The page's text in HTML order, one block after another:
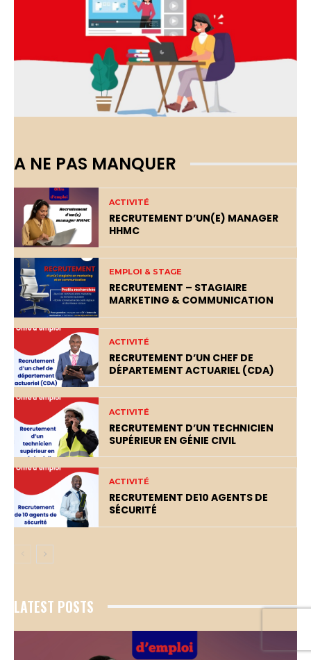
A NE PAS MANQUER
ACTIVITÉ
RECRUTEMENT D’UN(E) MANAGER
HHMC
EMPLOI & STAGE
RECRUTEMENT – STAGIAIRE
MARKETING & COMMUNICATION
ACTIVITÉ
RECRUTEMENT D’UN CHEF DE
DÉPARTEMENT ACTUARIEL (CDA)
ACTIVITÉ
RECRUTEMENT D’UN TECHNICIEN
SUPÉRIEUR EN GÉNIE CIVIL
ACTIVITÉ
RECRUTEMENT DE10 AGENTS DE
SÉCURITÉ
LATEST POSTS